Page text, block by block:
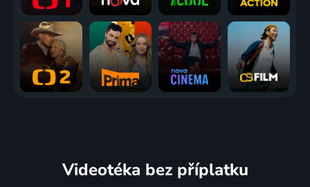
Videotéka bez příplatku